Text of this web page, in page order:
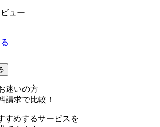
ュー
迷いの方
請求で比較！
すめするサービスを